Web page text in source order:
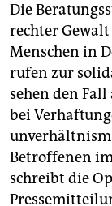
Die
rechter
Menschen in
rufen zur
sehen den
bei
Betroffenen
schreibt die